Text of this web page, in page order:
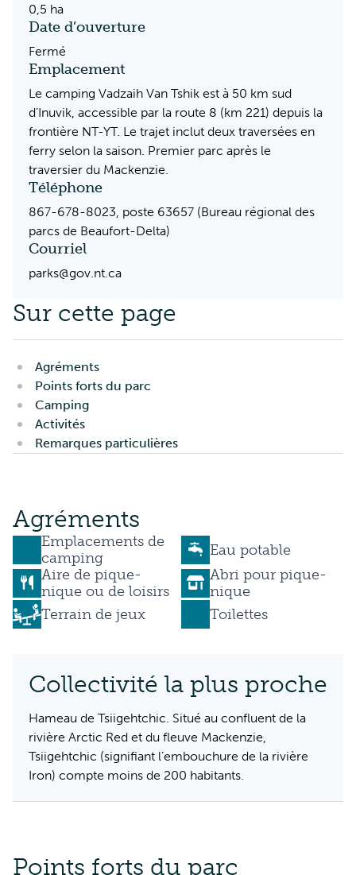
0,5 ha
Date d’ouverture
Fermé
Emplacement
Le camping Vadzaih Van Tshik est à 50 km sud
d’Inuvik, accessible par la route 8 (km 221) depuis la
frontière NT-YT. Le trajet inclut deux traversées en
ferry selon la saison. Premier parc après le
traversier du Mackenzie.
Téléphone
867-678-8023, poste 63657 (Bureau régional des
parcs de Beaufort-Delta)
Courriel
parks@gov.nt.ca
Sur cette page
Agréments
Points forts du parc
Camping
Activités
Remarques particulières
Agréments
Emplacements de
camping
Eau potable
Aire de pique-
nique ou de loisirs
Abri pour pique-
nique
Terrain de jeux
Toilettes
Collectivité la plus proche
Hameau de Tsiigehtchic. Situé au confluent de la
rivière Arctic Red et du fleuve Mackenzie,
Tsiigehtchic (signifiant l’embouchure de la rivière
Iron) compte moins de 200 habitants.
Points forts du parc